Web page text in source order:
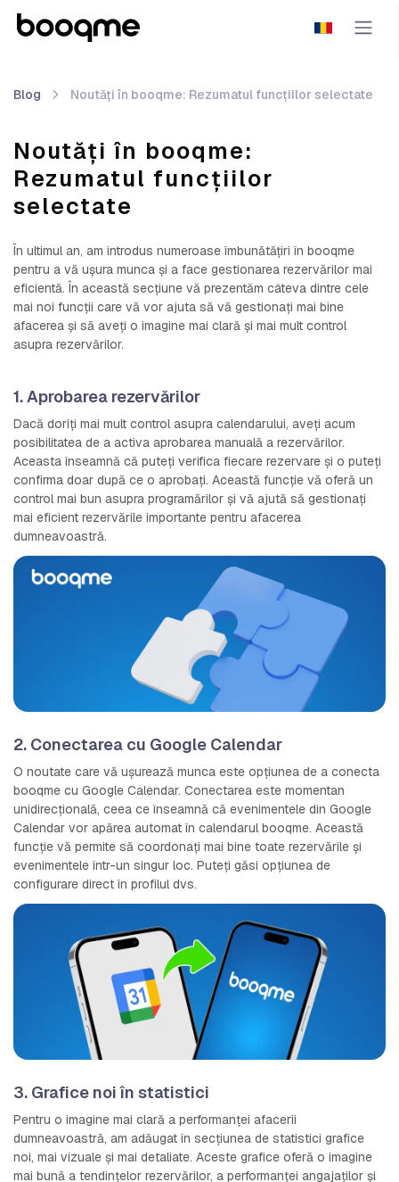
Blog Noutăți în booqme: Rezumatul funcțiilor selectate
Noutăți în booqme:
Rezumatul funcțiilor
selectate
În ultimul an, am introdus numeroase îmbunătățiri în booqme
pentru a vă ușura munca și a face gestionarea rezervărilor mai
eficientă. În această secțiune vă prezentăm câteva dintre cele
mai noi funcții care vă vor ajuta să vă gestionați mai bine
afacerea și să aveți o imagine mai clară și mai mult control
asupra rezervărilor.
1. Aprobarea rezervărilor
Dacă doriți mai mult control asupra calendarului, aveți acum
posibilitatea de a activa aprobarea manuală a rezervărilor.
Aceasta înseamnă că puteți verifica fiecare rezervare și o puteți
confirma doar după ce o aprobați. Această funcție vă oferă un
control mai bun asupra programărilor și vă ajută să gestionați
mai eficient rezervările importante pentru afacerea
dumneavoastră.
2. Conectarea cu Google Calendar
O noutate care vă ușurează munca este opțiunea de a conecta
booqme cu Google Calendar. Conectarea este momentan
unidirecțională, ceea ce înseamnă că evenimentele din Google
Calendar vor apărea automat în calendarul booqme. Această
funcție vă permite să coordonați mai bine toate rezervările și
evenimentele într-un singur loc. Puteți găsi opțiunea de
configurare direct în profilul dvs.
3. Grafice noi în statistici
Pentru o imagine mai clară a performanței afacerii
dumneavoastră, am adăugat în secțiunea de statistici grafice
noi, mai vizuale și mai detaliate. Aceste grafice oferă o imagine
mai bună a tendințelor rezervărilor, a performanței angajaților și